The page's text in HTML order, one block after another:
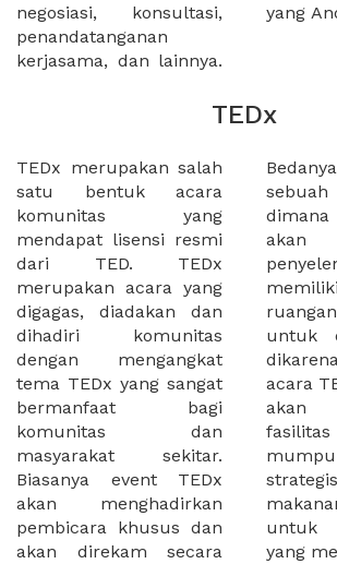
negosiasi, konsultasi,
penandatanganan
kerjasama, dan lainnya.
yang
TEDx
TEDx merupakan salah
satu bentuk acara
komunitas yang
mendapat lisensi resmi
dari TED. TEDx
merupakan acara yang
digagas, diadakan dan
dihadiri komunitas
dengan mengangkat
tema TEDx yang sangat
bermanfaat bagi
komunitas dan
masyarakat sekitar.
Biasanya event TEDx
akan menghadirkan
pembicara khusus dan
akan direkam secara
Bedanya TEDx adalah
sebuah acara nirlaba,
dimana semua biaya
akan ditanggung
penyelenggara. XWORK
memiliki banyak pilihan
ruangan yang cocok
untuk diadakan TEDx
dikarenakan sebuah
acara TEDx yang sukses
akan membutuhkan
fasilitas acara yang
mumpuni, lokasi
strategis, serta
makanan yang lezat
untuk para peserta
yang